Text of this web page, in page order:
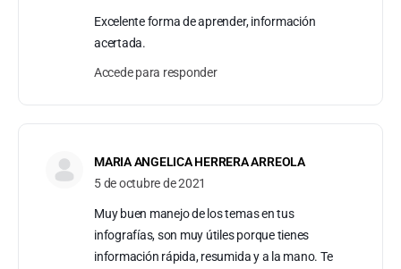
Excelente forma de aprender, información
acertada.
Accede para responder
MARIA ANGELICA HERRERA ARREOLA
5 de octubre de 2021
Muy buen manejo de los temas en tus
infografías, son muy útiles porque tienes
información rápida, resumida y a la mano. Te